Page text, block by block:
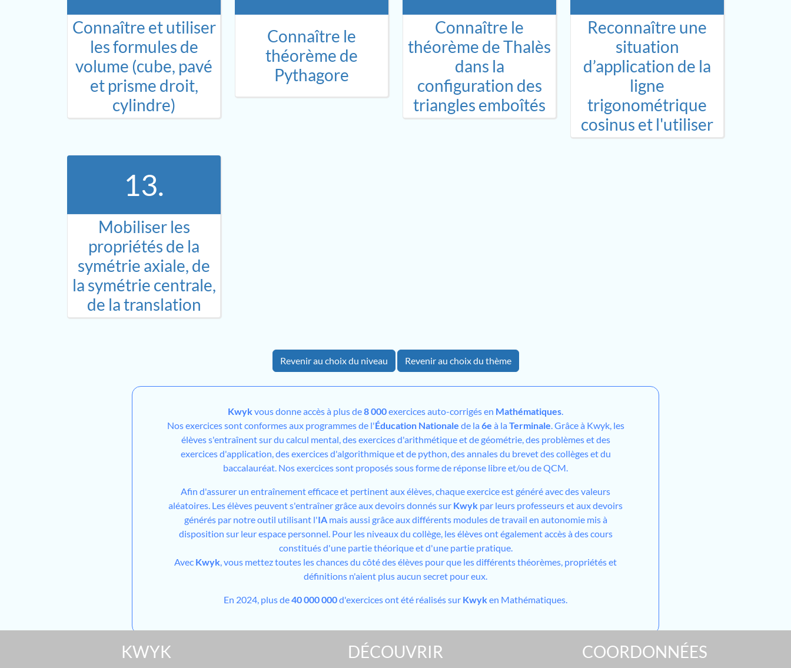
Connaître et utiliser
les formules de
volume (cube, pavé
et prisme droit,
cylindre)
Connaître le
théorème de
Pythagore
Connaître le
théorème de Thalès
dans la
configuration des
triangles emboîtés
Reconnaître une
situation
d’application de la
ligne
trigonométrique
cosinus et l'utiliser
13.
Mobiliser les
propriétés de la
symétrie axiale, de
la symétrie centrale,
de la translation
Revenir au choix du niveau Revenir au choix du thème
Kwykvous donne accès à plus de8 000exercices auto-corrigés en Mathématiques
Nos exercices sont conformes aux programmes de l'Éducation Nationale de la 6e à la Terminale . Grâce à Kwyk, les
élèves s'entraînent sur du calcul mental, des exercices d'arithmétique et de géométrie, des problèmes et des
exercices d'application, des exercices d'algorithmique et de python, des annales du brevet des collèges et du
baccalauréat. Nos exercices sont proposés sous forme de réponse libre et/ou de QCM.
Afin d'assurer un entraînement efficace et pertinent aux élèves, chaque exercice est généré avec des valeurs
aléatoires. Les élèves peuvent s'entraîner grâce aux devoirs donnés sur Kwyk par leurs professeurs et aux devoirs
générés par notre outil utilisant l'IAmais aussi grâce aux différents modules de travail en autonomie mis à
disposition sur leur espace personnel. Pour les niveaux du collège, les élèves ont également accès à des cours
constitués d'une partie théorique et d'une partie pratique.
Avec Kwyk , vous mettez toutes les chances du côté des élèves pour que les différents théorèmes, propriétés et
définitions n'aient plus aucun secret pour eux.
En 2024, plus de40 000 000d'exercices ont été réalisés sur Kwyken Mathématiques.
KWYK DÉCOUVRIR COORDONNÉES